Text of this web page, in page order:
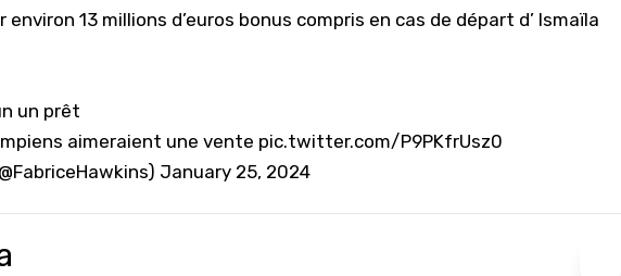
environ 13 millions d’euros bonus compris en cas de départ d’ Ismaïla
un prêt
aimeraient une vente pic.twitter.com/P9PKfrUsz0
January 25, 2024